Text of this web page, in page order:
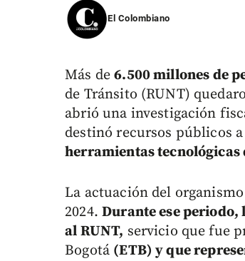
El Colombiano
Más de6.500 millones de
de Tránsito (RUNT)
abrió una investigación
destinó recursos públicos
herramientas tecnológicas
La actuación del
2024.Durante ese
al RUNT, servicio que fue
Bogotá (ETB) y que